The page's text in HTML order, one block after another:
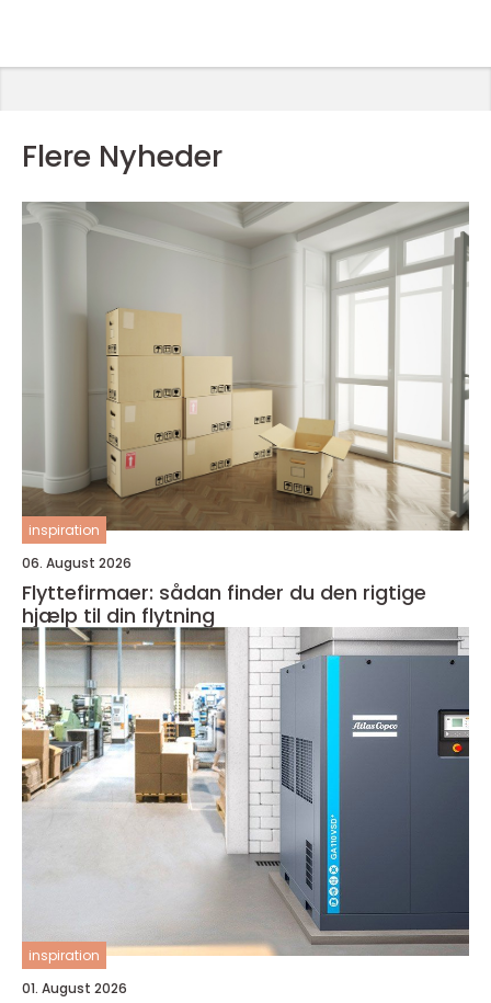
Flere Nyheder
inspiration
06. August 2026
Flyttefirmaer: sådan finder du den rigtige
hjælp til din flytning
inspiration
01. August 2026